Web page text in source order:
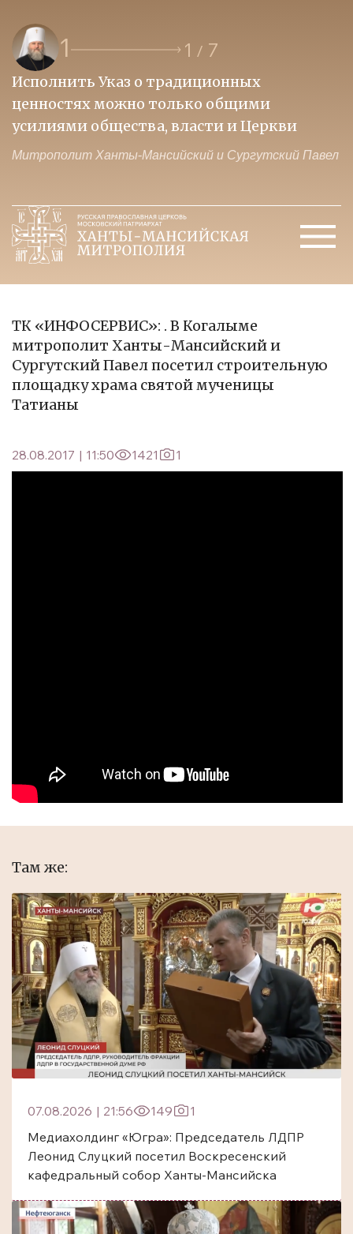
1 1 / 7
Исполнить Указ о традиционных
ценностях можно только общими
усилиями общества, власти и Церкви
Митрополит Ханты-Мансийский и Сургутский Павел
ТК «ИНФОСЕРВИС»: . В Когалыме
митрополит Ханты-Мансийский и
Сургутский Павел посетил строительную
площадку храма святой мученицы
Татианы
28.08.2017 | 11:50 1421 1
Там же:
07.08.2026 | 21:56 149
1
Медиахолдинг «Югра»: Председатель ЛДПР
Леонид Слуцкий посетил Воскресенский
кафедральный собор Ханты-Мансийска